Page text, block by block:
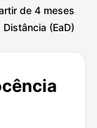
de 4 meses
Distância (EaD)